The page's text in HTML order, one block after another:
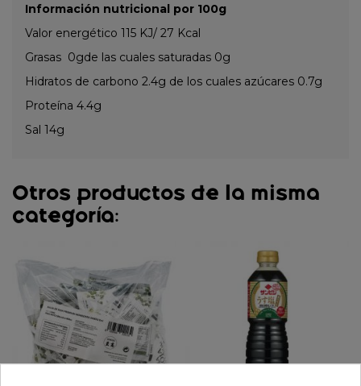
Información nutricional por 100g
Valor energético 115 KJ/ 27 Kcal
Grasas 0gde las cuales saturadas 0g
Hidratos de carbono 2.4g de los cuales azúcares 0.7g
Proteína 4.4g
Sal 14g
Otros productos de la misma
categoría: